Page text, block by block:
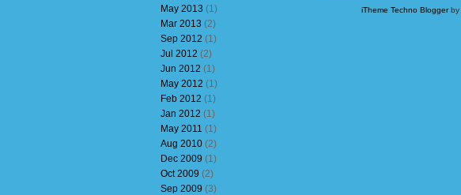
May 2013 (1)
Mar 2013 (2)
Sep 2012 (1)
Jul 2012 (2)
Jun 2012 (1)
May 2012 (1)
Feb 2012 (1)
Jan 2012 (1)
May 2011 (1)
Aug 2010(2)
Dec 2009 (1)
Oct 2009 (2)
Sep 2009 (3)
iTheme Techno Bloggerby